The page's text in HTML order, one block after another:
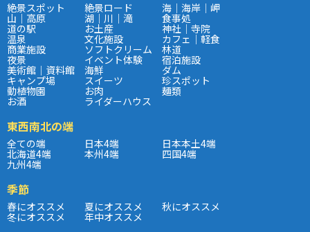
絶景スポット 絶景ロード 海｜海岸｜岬
山｜高原 湖｜川｜滝 食事処
道の駅 お土産 神社｜寺院
温泉 文化施設 カフェ｜軽食
商業施設 ソフトクリーム 林道
夜景 イベント体験 宿泊施設
美術館｜資料館 海鮮 ダム
キャンプ場 スイーツ 珍スポット
動植物園 お肉 麺類
お酒 ライダーハウス
東西南北の端
全ての端 日本4端 日本本土4端
北海道4端 本州4端 四国4端
九州4端
季節
春にオススメ 夏にオススメ 秋にオススメ
冬にオススメ 年中オススメ